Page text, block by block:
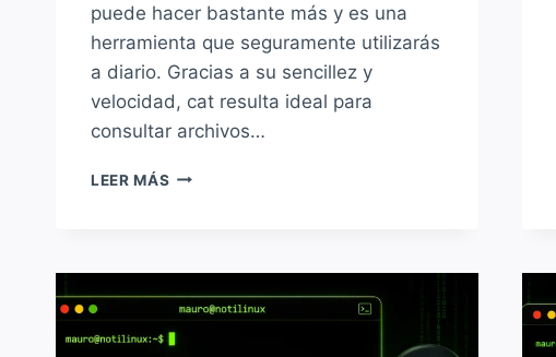
puede hacer bastante más y es una
herramienta que seguramente utilizarás
a diario. Gracias a su sencillez y
velocidad, cat resulta ideal para
consultar archivos…
LEER MÁS CÓMO
LINUX:
VISUALIZAR